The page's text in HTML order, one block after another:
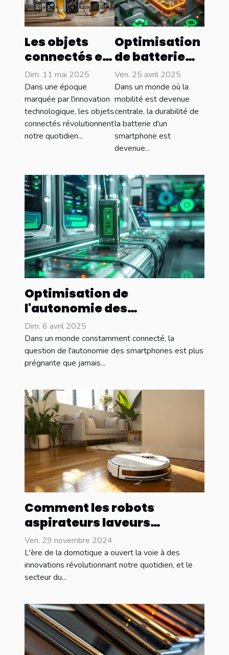
Les objets
connectés et
la santé
comment
améliorent-
ils notre
qualité de vie
Dim. 11 mai 2025
Dans une époque
marquée par l'innovation
technologique, les objets
connectés révolutionnent
notre quotidien...
Optimisation
de batterie
pour
smartphones
astuces et
meilleures
pratiques
pour
durée de vie
Ven. 25 avril 2025
Dans un monde où la
mobilité est devenue
centrale, la durabilité de
la batterie d'un
smartphone est
devenue...
Optimisation de
l'autonomie des
smartphones 2023 astuces
et innovations
technologiques
Dim. 6 avril 2025
Dans un monde constamment connecté, la
question de l'autonomie des smartphones est plus
prégnante que jamais...
Comment les robots
aspirateurs laveurs
révolutionnent le nettoyage
domestique
Ven. 29 novembre 2024
L'ère de la domotique a ouvert la voie à des
innovations révolutionnant notre quotidien, et le
secteur du...